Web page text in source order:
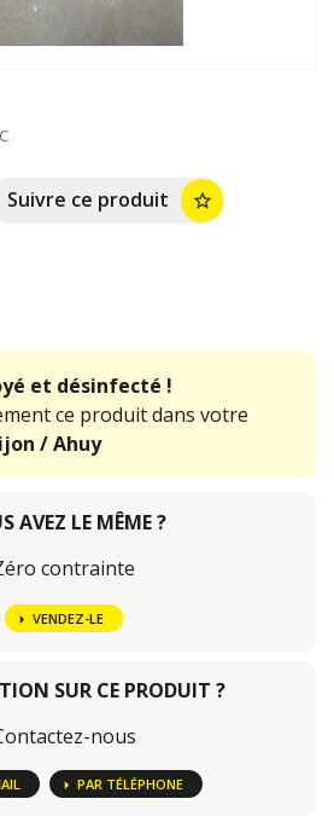
Suivre ce produit star_border
et désinfecté !
ce produit dans votre
/ Ahuy
AVEZ LE MÊME ?
contrainte
VENDEZ-LE
SUR CE PRODUIT ?
nous
PAR TÉLÉPHONE